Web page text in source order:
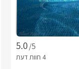
/5